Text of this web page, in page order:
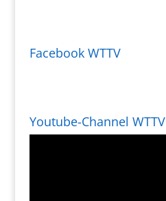
Facebook WTTV
Youtube-Channel WTTV